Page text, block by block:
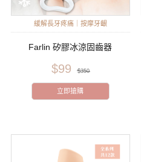
緩解長牙疼痛｜按摩牙齦
Farlin 矽膠冰涼固齒器
$99 $350
立即搶購